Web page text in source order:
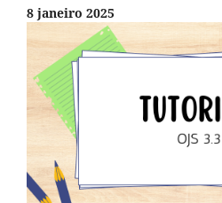
8 janeiro 2025